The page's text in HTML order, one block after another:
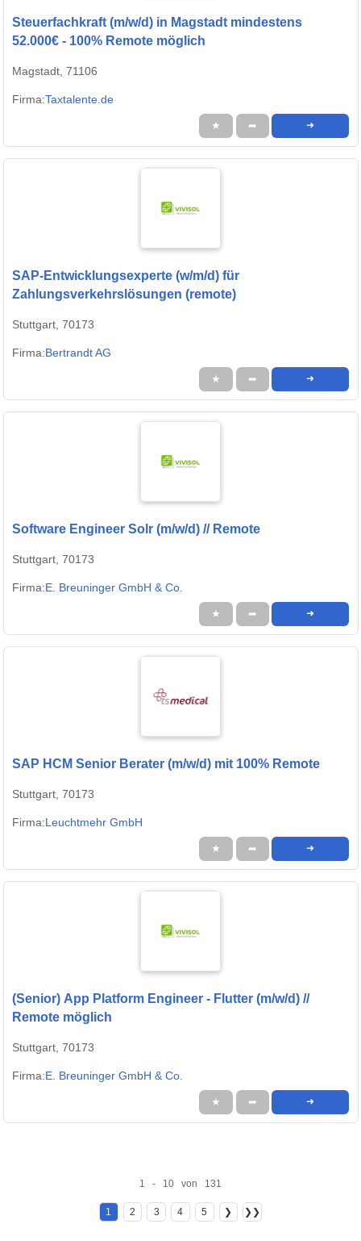
Steuerfachkraft (m/w/d) in Magstadt mindestens
52.000€ - 100% Remote möglich
Magstadt, 71106
Firma:Taxtalente.de
★ ➦ ➜
SAP-Entwicklungsexperte (w/m/d) für
Zahlungsverkehrslösungen (remote)
Stuttgart, 70173
Firma:Bertrandt AG
★ ➦ ➜
Software Engineer Solr (m/w/d) // Remote
Stuttgart, 70173
Firma:E. Breuninger GmbH & Co.
★ ➦ ➜
SAP HCM Senior Berater (m/w/d) mit 100% Remote
Stuttgart, 70173
Firma:Leuchtmehr GmbH
★ ➦ ➜
(Senior) App Platform Engineer - Flutter (m/w/d) //
Remote möglich
Stuttgart, 70173
Firma:E. Breuninger GmbH & Co.
★ ➦ ➜
1 - 10 von 131
1 2 3 4 5 ❯ ❯❯